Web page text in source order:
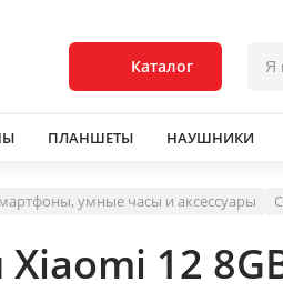
Каталог
ПЛАНШЕТЫ НАУШНИКИ
умные часы и аксессуары
12